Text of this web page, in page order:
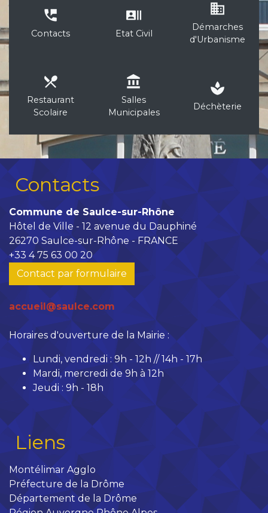
perm_phone_msg
Contacts
recent_actors
Etat Civil
business
Démarches
d'Urbanisme
local_dining
Restaurant
Scolaire
account_balance
Salles
Municipales
spa
Déchèterie
Contacts
Commune de Saulce-sur-Rhône
Hôtel de Ville - 12 avenue du Dauphiné
26270 Saulce-sur-Rhône - FRANCE
+33 4 75 63 00 20
Contact par formulaire
accueil@saulce.com
Horaires d'ouverture de la Mairie :
Lundi, vendredi : 9h - 12h // 14h - 17h
Mardi, mercredi de 9h à 12h
Jeudi : 9h - 18h
Liens
Montélimar Agglo
Préfecture de la Drôme
Département de la Drôme